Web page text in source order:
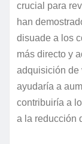
crucial para
han
disuade a los
más directo y
adquisición de
ayudaría a
contribuiría a
a la reducción